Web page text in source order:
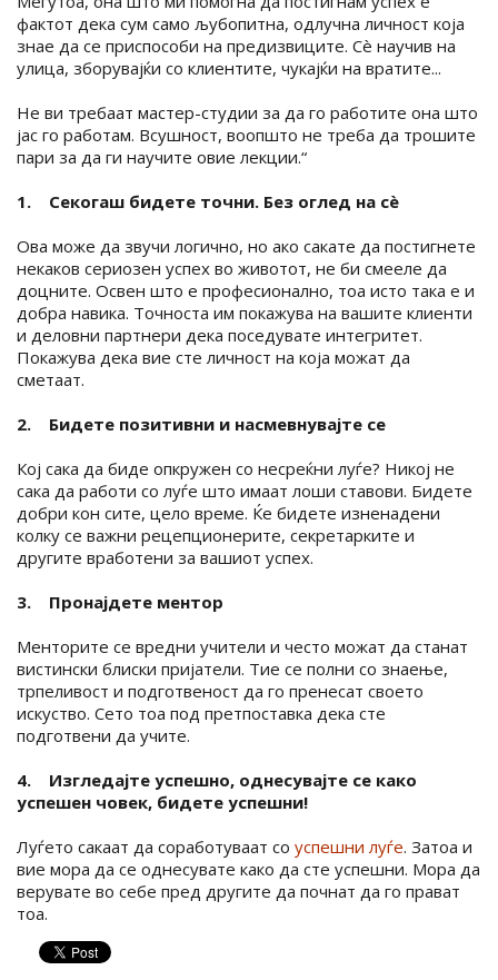
фактот дека сум само љубопитна, одлучна личност која
знае да се приспособи на предизвиците. Сè научив на
улица, зборувајќи со клиентите, чукајќи на вратите...
Не ви требаат мастер-студии за да го работите она што
јас го работам. Всушност, воопшто не треба да трошите
пари за да ги научите овие лекции.“
1. Секогаш бидете точни. Без оглед на сè
Ова може да звучи логично, но ако сакате да постигнете
некаков сериозен успех во животот, не би смееле да
доцните. Освен што е професионално, тоа исто така е и
добра навика. Точноста им покажува на вашите клиенти
и деловни партнери дека поседувате интегритет.
Покажува дека вие сте личност на која можат да
сметаат.
2. Бидете позитивни и насмевнувајте се
Кој сака да биде опкружен со несреќни луѓе? Никој не
сака да работи со луѓе што имаат лоши ставови. Бидете
добри кон сите, цело време. Ќе бидете изненадени
колку се важни рецепционерите, секретарките и
другите вработени за вашиот успех.
3. Пронајдете ментор
Менторите се вредни учители и често можат да станат
вистински блиски пријатели. Тие се полни со знаење,
трпеливост и подготвеност да го пренесат своето
искуство. Сето тоа под претпоставка дека сте
подготвени да учите.
4. Изгледајте успешно, однесувајте се како
успешен човек, бидете успешни!
Луѓето сакаат да соработуваат со успешни луѓе. Затоа и
вие мора да се однесувате како да сте успешни. Мора да
верувате во себе пред другите да почнат да го прават
тоа.